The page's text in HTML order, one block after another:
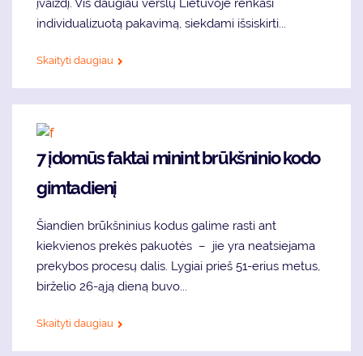
įvaizdį. Vis daugiau verslų Lietuvoje renkasi
individualizuotą pakavimą, siekdami išsiskirti...
Skaityti daugiau
7 įdomūs faktai minint brūkšninio kodo
gimtadienį
Šiandien brūkšninius kodus galime rasti ant
kiekvienos prekės pakuotės – jie yra neatsiejama
prekybos procesų dalis. Lygiai prieš 51-erius metus,
birželio 26-ąją dieną buvo...
Skaityti daugiau